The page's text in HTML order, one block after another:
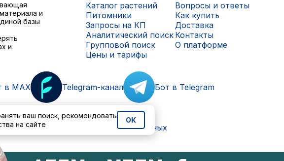
и
базы
и
Каталог растений
Питомники
Запросы на КП
Аналитический поиск
Групповой поиск
Цены и тарифы
Вопросы и ответы
Как купить
Доставка
Контакты
О платформе
в MAX Telegram-канал Бот в Telegram
обработки персональных данных
ваш поиск, рекомендовать
на сайте
ОК